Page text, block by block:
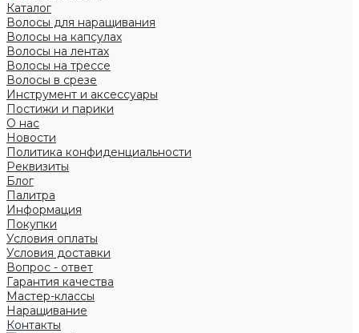
Каталог
Волосы для наращивания
Волосы на капсулах
Волосы на лентах
Волосы на трессе
Волосы в срезе
Инструмент и аксессуары
Постижи и парики
О нас
Новости
Политика конфиденциальности
Реквизиты
Блог
Палитра
Информация
Покупки
Условия оплаты
Условия доставки
Вопрос - ответ
Гарантия качества
Мастер-классы
Наращивание
Контакты